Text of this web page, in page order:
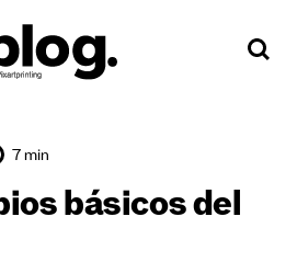
7 min
básicos del